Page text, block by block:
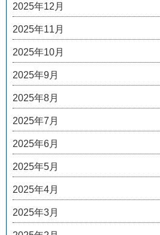
2025年12月
2025年11月
2025年10月
2025年9月
2025年8月
2025年7月
2025年6月
2025年5月
2025年4月
2025年3月